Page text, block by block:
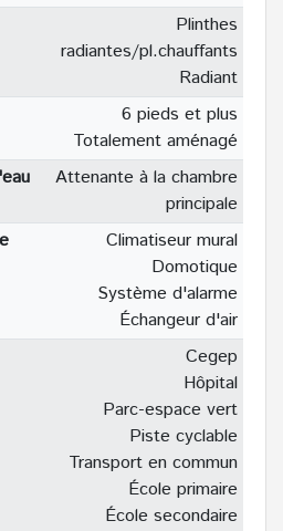
Plinthes
radiantes/pl.chauffants
Radiant
6 pieds et plus
Totalement aménagé
Attenante à la chambre
principale
Climatiseur mural
Domotique
Système d'alarme
Échangeur d'air
Cegep
Hôpital
Parc-espace vert
Piste cyclable
Transport en commun
École primaire
École secondaire